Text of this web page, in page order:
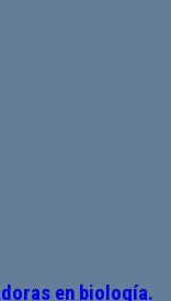
en biología.